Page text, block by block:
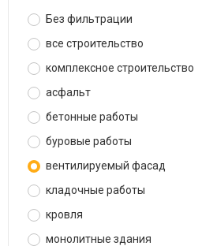
Без фильтрации
все строительство
комплексное строительство
асфальт
бетонные работы
буровые работы
вентилируемый фасад
кладочные работы
кровля
монолитные здания